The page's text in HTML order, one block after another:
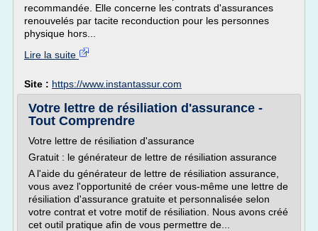
recommandée. Elle concerne les contrats d'assurances
renouvelés par tacite reconduction pour les personnes
physique hors...
Lire la suite
Site : https://www.instantassur.com
Votre lettre de résiliation d'assurance -
Tout Comprendre
Votre lettre de résiliation d'assurance
Gratuit : le générateur de lettre de résiliation assurance
A l'aide du générateur de lettre de résiliation assurance,
vous avez l'opportunité de créer vous-même une lettre de
résiliation d'assurance gratuite et personnalisée selon
votre contrat et votre motif de résiliation. Nous avons créé
cet outil pratique afin de vous permettre de...